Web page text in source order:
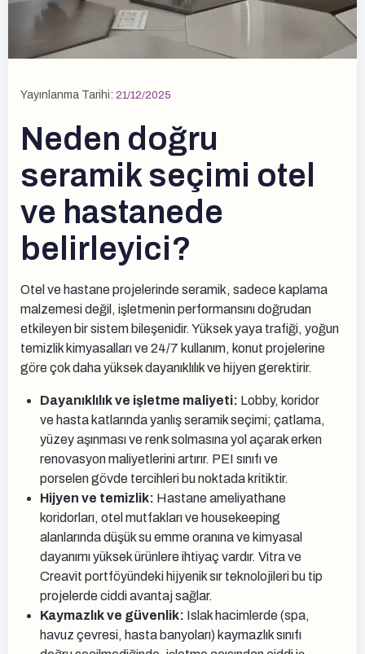
Yayınlanma Tarihi: 21/12/2025
Neden doğru
seramik seçimi otel
ve hastanede
belirleyici?
Otel ve hastane projelerinde seramik, sadece kaplama
malzemesi değil, işletmenin performansını doğrudan
etkileyen bir sistem bileşenidir. Yüksek yaya trafiği, yoğun
temizlik kimyasalları ve 24/7 kullanım, konut projelerine
göre çok daha yüksek dayanıklılık ve hijyen gerektirir.
Dayanıklılık ve işletme maliyeti: Lobby, koridor
ve hasta katlarında yanlış seramik seçimi; çatlama,
yüzey aşınması ve renk solmasına yol açarak erken
renovasyon maliyetlerini artırır. PEI sınıfı ve
porselen gövde tercihleri bu noktada kritiktir.
Hijyen ve temizlik: Hastane ameliyathane
koridorları, otel mutfakları ve housekeeping
alanlarında düşük su emme oranına ve kimyasal
dayanımı yüksek ürünlere ihtiyaç vardır. Vitra ve
Creavit portföyündeki hijyenik sır teknolojileri bu tip
projelerde ciddi avantaj sağlar.
Kaymazlık ve güvenlik: Islak hacimlerde (spa,
havuz çevresi, hasta banyoları) kaymazlık sınıfı